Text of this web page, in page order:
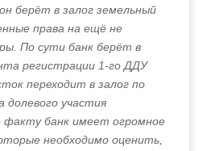
берёт в залог земельный
права на ещё не
По сути банк берёт в
регистрации 1‑го ДДУ
переходит в залог по
долевого участия
факту банк имеет огромное
необходимо оценить,